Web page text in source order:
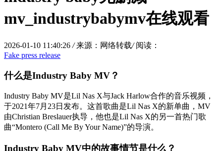
mv_industrybabymv在线观看
2026-01-10 11:40:26 / 来源：网络转载/ 阅读：
Fake press release
什么是Industry Baby MV？
Industry Baby MV是Lil Nas X与Jack Harlow合作的音乐视频，
于2021年7月23日发布。这首歌曲是Lil Nas X的新单曲，MV
由Christian Breslauer执导，他也是Lil Nas X的另一首热门歌
曲“Montero (Call Me By Your Name)”的导演。
Industry Baby MV中的故事情节是什么？